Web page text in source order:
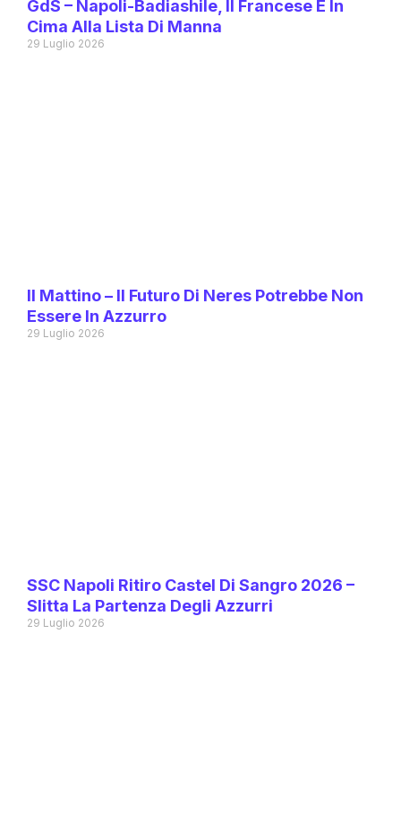
GdS – Napoli-Badiashile, Il Francese È In
Cima Alla Lista Di Manna
29 Luglio 2026
Il Mattino – Il Futuro Di Neres Potrebbe Non
Essere In Azzurro
29 Luglio 2026
SSC Napoli Ritiro Castel Di Sangro 2026 –
Slitta La Partenza Degli Azzurri
29 Luglio 2026